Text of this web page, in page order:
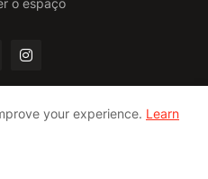
o espaço
your experience. Learn